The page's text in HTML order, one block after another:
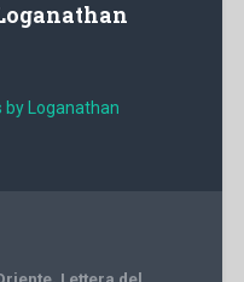
by Loganathan